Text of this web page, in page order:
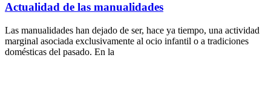
Actualidad de las manualidades
Las manualidades han dejado de ser, hace ya tiempo, una actividad
marginal asociada exclusivamente al ocio infantil o a tradiciones
domésticas del pasado. En la